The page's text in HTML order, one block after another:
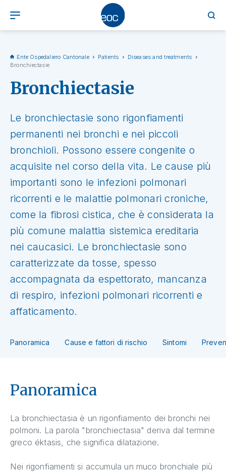
Ente Ospedaliero Cantonale Patients
Diseases and treatments
Bronchiectasie
Bronchiectasie
Le bronchiectasie sono rigonfiamenti
permanenti nei bronchi e nei piccoli
bronchioli. Possono essere congenite o
acquisite nel corso della vita. Le cause più
importanti sono le infezioni polmonari
ricorrenti e le malattie polmonari croniche,
come la fibrosi cistica, che è considerata la
più comune malattia sistemica ereditaria
nei caucasici. Le bronchiectasie sono
caratterizzate da tosse, spesso
accompagnata da espettorato, mancanza
di respiro, infezioni polmonari ricorrenti e
affaticamento.
Panoramica Cause e fattori di rischio Sintomi
Panoramica
La bronchiectasia è un rigonfiamento dei bronchi nei
polmoni. La parola "bronchiectasia" deriva dal termine
greco éktasis, che significa dilatazione.
Nei rigonfiamenti si accumula un muco bronchiale più